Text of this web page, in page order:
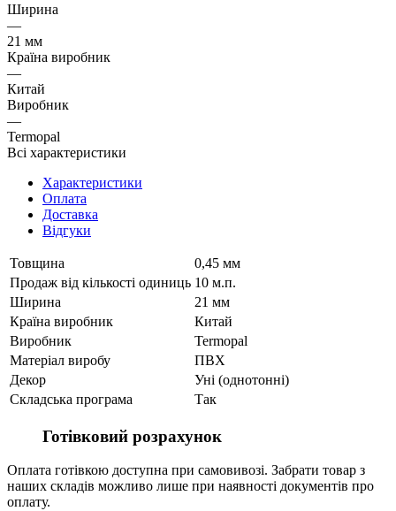
Ширина
—
21 мм
Країна виробник
—
Китай
Виробник
—
Termopal
Всі характеристики
Характеристики
Оплата
Доставка
Відгуки
Товщина
0,45 мм
Продаж від кількості одиниць 10 м.п.
Ширина
21 мм
Країна виробник
Китай
Виробник
Termopal
Матеріал виробу
ПВХ
Декор
Уні (однотонні)
Складська програма
Так
Готівковий розрахунок
Оплата готівкою доступна при самовивозі. Забрати товар з
наших складів можливо лише при наявності документів про
оплату.